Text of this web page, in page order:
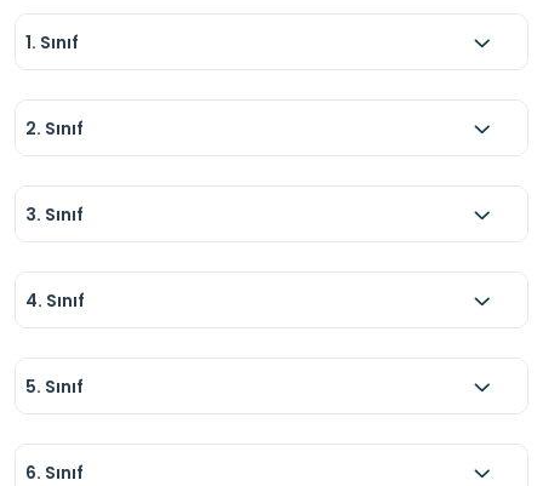
1. Sınıf
2. Sınıf
3. Sınıf
4. Sınıf
5. Sınıf
6. Sınıf